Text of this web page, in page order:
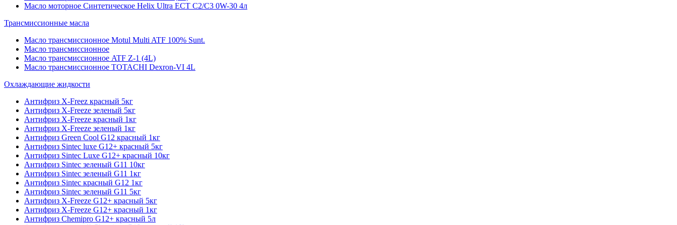
Масло моторное Синтетическое Helix Ultra ECT C2/C3 0W-30 4л
Трансмиссионные масла
Масло трансмиссионное Motul Multi ATF 100% Sunt.
Масло трансмиссионное
Масло трансмиссионное ATF Z-1 (4L)
Масло трансмиссионное TOTACHI Dexron-VI 4L
Охлаждающие жидкости
Антифриз X-Freez красный 5кг
Антифриз X-Freeze зеленый 5кг
Антифриз X-Freeze красный 1кг
Антифриз X-Freeze зеленый 1кг
Антифриз Green Cool G12 красный 1кг
Антифриз Sintec luxe G12+ красный 5кг
Антифриз Sintec Luxe G12+ красный 10кг
Антифриз Sintec зеленый G11 10кг
Антифриз Sintec зеленый G11 1кг
Антифриз Sintec красный G12 1кг
Антифриз Sintec зеленый G11 5кг
Антифриз X-Freeze G12+ красный 5кг
Антифриз X-Freeze G12+ красный 1кг
Антифриз Chemipro G12+ красный 5л